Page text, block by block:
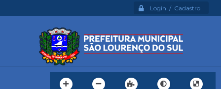
Login / Cadastro